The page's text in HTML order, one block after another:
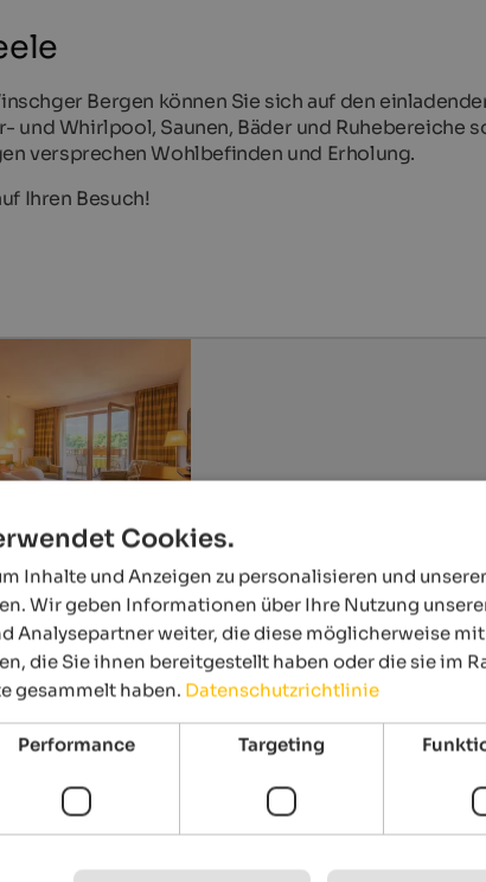
Bergen können Sie sich auf den
Whirlpool, Saunen, Bäder und Ruhebereiche
versprechen Wohlbefinden und Erholung.
Ihren Besuch!
Cookies.
Inhalte und Anzeigen zu personalisieren und
Wir geben Informationen über Ihre Nutzung
Analysepartner weiter, die diese möglicherweise
die Sie ihnen bereitgestellt haben oder die sie im
gesammelt haben. Datenschutzrichtlinie
Performance Targeting